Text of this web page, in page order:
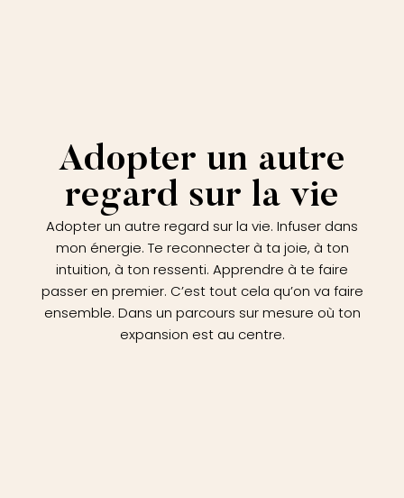
Adopter un autre
regard sur la vie
Adopter un autre regard sur la vie. Infuser dans
mon énergie. Te reconnecter à ta joie, à ton
intuition, à ton ressenti. Apprendre à te faire
passer en premier. C’est tout cela qu’on va faire
ensemble. Dans un parcours sur mesure où ton
expansion est au centre.